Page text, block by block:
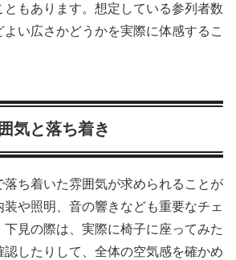
ともあります。想定している参列者数
い広さかどうかを実際に体感するこ
気と落ち着き
落ち着いた雰囲気が求められることが
や照明、音の響きなども重要なチェ
下見の際は、実際に椅子に座ってみた
認したりして、全体の空気感を確かめ